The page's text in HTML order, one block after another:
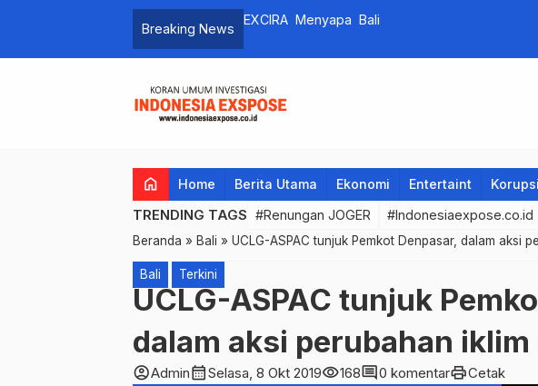
Breaking News
EXCIRA Menyapa Bali
home Home Berita Utama Ekonomi Entertaint Korupsi
TRENDING TAGS #Renungan JOGER #Indonesiaexpose.co.id
Beranda » Bali » UCLG-ASPAC tunjuk Pemkot Denpasar, dalam aksi
Bali Terkini
UCLG-ASPAC tunjuk
dalam aksi perubahan
account_circleAdmincalendar_monthSelasa, 8 Okt 2019visibility168comment0 komentarprintCetak